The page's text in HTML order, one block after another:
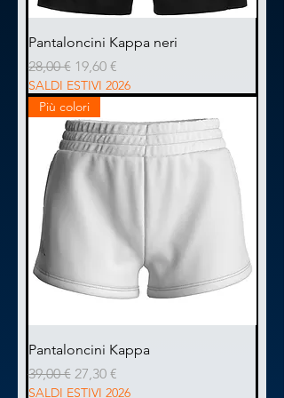
Pantaloncini Kappa neri
Prezzo regolare
28,00 € Prezzo scontato
19,60 €
SALDI ESTIVI 2026
Più colori
Pantaloncini Kappa
Prezzo regolare
39,00 € Prezzo scontato
27,30 €
SALDI ESTIVI 2026